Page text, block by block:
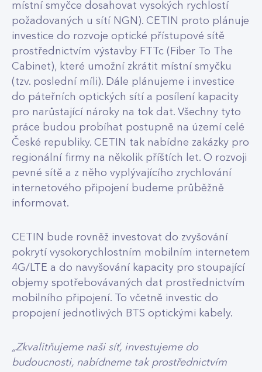
místní smyčce dosahovat vysokých rychlostí
požadovaných u sítí NGN). CETIN proto plánuje
investice do rozvoje optické přístupové sítě
prostřednictvím výstavby FTTc (Fiber To The
Cabinet), které umožní zkrátit místní smyčku
(tzv. poslední míli). Dále plánujeme i investice
do páteřních optických sítí a posílení kapacity
pro narůstající nároky na tok dat. Všechny tyto
práce budou probíhat postupně na území celé
České republiky. CETIN tak nabídne zakázky pro
regionální firmy na několik příštích let. O rozvoji
pevné sítě a z něho vyplývajícího zrychlování
internetového připojení budeme průběžně
informovat.
CETIN bude rovněž investovat do zvyšování
pokrytí vysokorychlostním mobilním internetem
4G/LTE a do navyšování kapacity pro stoupající
objemy spotřebovávaných dat prostřednictvím
mobilního připojení. To včetně investic do
propojení jednotlivých BTS optickými kabely.
„Zkvalitňujeme naši síť, investujeme do
budoucnosti, nabídneme tak prostřednictvím